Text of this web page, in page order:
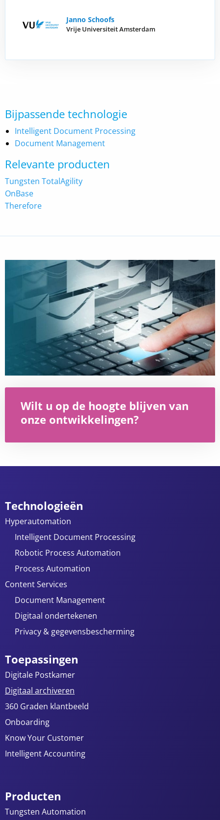
Janno Schoofs
Vrije Universiteit Amsterdam
Bijpassende technologie
Intelligent Document Processing
Document Management
Relevante producten
Tungsten TotalAgility
OnBase
Therefore
Wilt u op de hoogte blijven van
onze ontwikkelingen?
Technologieën
Hyperautomation
Intelligent Document Processing
Robotic Process Automation
Process Automation
Content Services
Document Management
Digitaal ondertekenen
Privacy & gegevensbescherming
Toepassingen
Digitale Postkamer
Digitaal archiveren
360 Graden klantbeeld
Onboarding
Know Your Customer
Intelligent Accounting
Producten
Tungsten Automation